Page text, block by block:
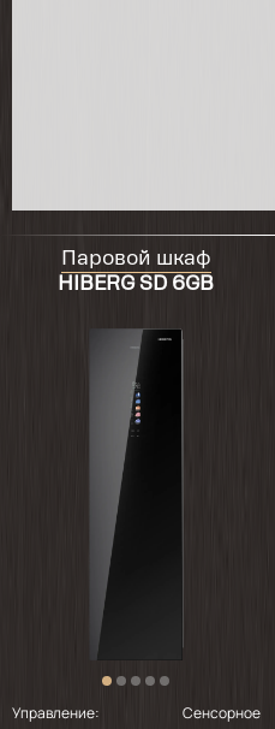
Паровой шкаф
HIBERG SD 6GB
Управление:
Сенсорное